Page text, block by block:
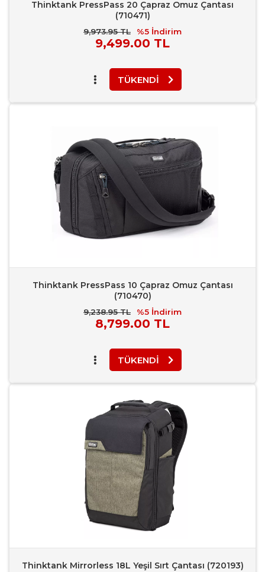
Thinktank PressPass 20 Çapraz Omuz Çantası
(710471)
Piyasa
Fiyatı
9,499.00 TL
%5 İndirim
9,973.95 TL
TÜKENDI
Thinktank PressPass 10 Çapraz Omuz Çantası
(710470)
Piyasa
Fiyatı
8,799.00 TL
%5 İndirim
9,238.95 TL
TÜKENDI
Karşılaştır
Rapor Bildir
Thinktank Mirrorless 18L Yeşil Sırt Çantası (720193)
Karşılaştır
Rapor Bildir